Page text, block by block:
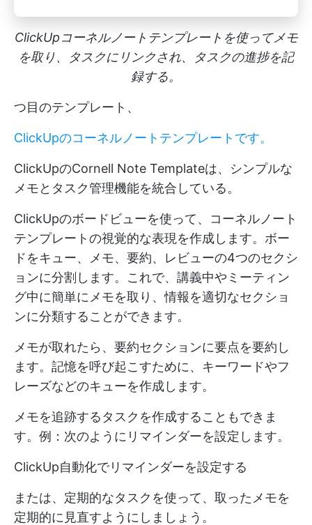
ClickUpコーネルノートテンプレートを使ってメモ
を取り、タスクにリンクされ、タスクの進捗を記
録する。
つ目のテンプレート、
ClickUpのコーネルノートテンプレートです。
ClickUpのCornell Note Templateは、シンプルな
メモとタスク管理機能を統合している。
ClickUpのボードビューを使って、コーネルノート
テンプレートの視覚的な表現を作成します。ボー
ドをキュー、メモ、要約、レビューの4つのセクシ
ョンに分割します。これで、講義中やミーティン
グ中に簡単にメモを取り、情報を適切なセクショ
ンに分類することができます。
メモが取れたら、要約セクションに要点を要約し
ます。記憶を呼び起こすために、キーワードやフ
レーズなどのキューを作成します。
メモを追跡するタスクを作成することもできま
す。例：次のようにリマインダーを設定します。
ClickUp自動化でリマインダーを設定する
または、定期的なタスクを使って、取ったメモを
定期的に見直すようにしましょう。